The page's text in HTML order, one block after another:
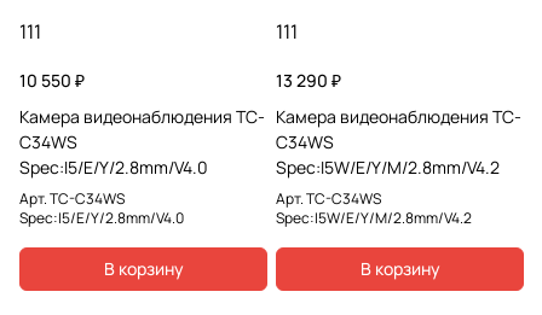
111
10 550 ₽
Камера видеонаблюдения TC-
C34WS
Spec:I5/E/Y/2.8mm/V4.0
Арт.TC-C34WS
Spec:I5/E/Y/2.8mm/V4.0
В корзину
111
13 290 ₽
Камера видеонаблюдения TC-
C34WS
Spec:I5W/E/Y/M/2.8mm/V4.2
Арт.TC-C34WS
Spec:I5W/E/Y/M/2.8mm/V4.2
В корзину